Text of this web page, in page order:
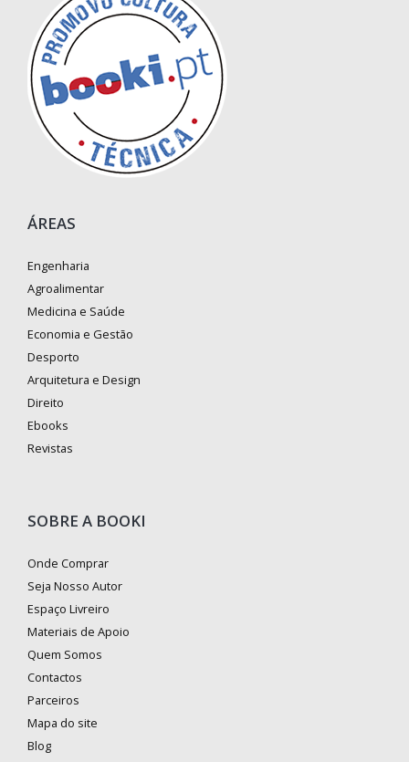
ÁREAS
Engenharia
Agroalimentar
Medicina e Saúde
Economia e Gestão
Desporto
Arquitetura e Design
Direito
Ebooks
Revistas
SOBRE A BOOKI
Onde Comprar
Seja Nosso Autor
Espaço Livreiro
Materiais de Apoio
Quem Somos
Contactos
Parceiros
Mapa do site
Blog